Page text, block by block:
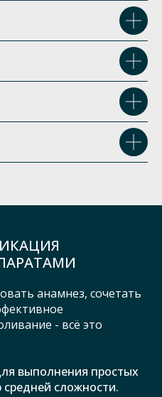
анамнез, сочетать
- всё это
выполнения простых
сложности.